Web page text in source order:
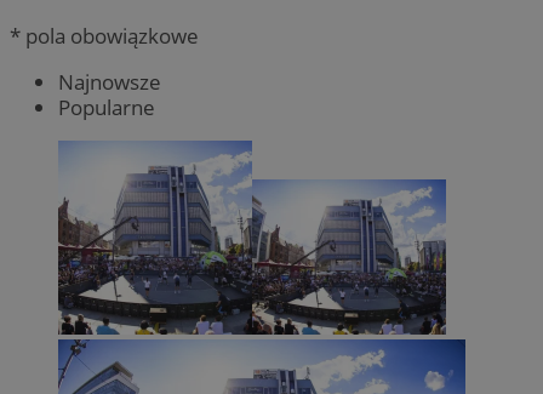
* pola obowiązkowe
Najnowsze
Popularne